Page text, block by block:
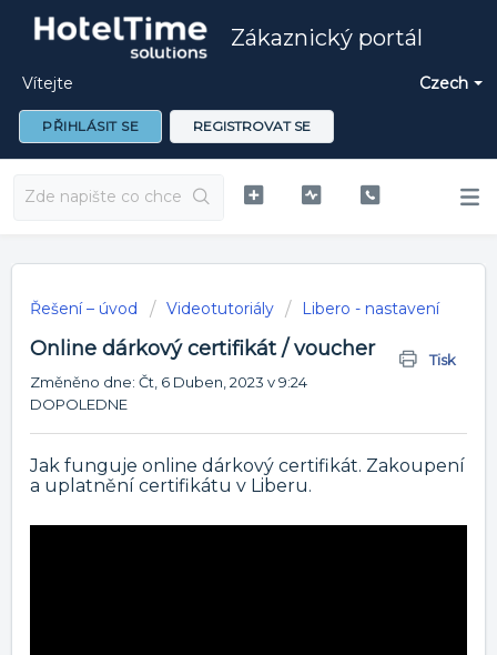
Zákaznický portál
Czech
Vítejte
PŘIHLÁSIT SE REGISTROVAT SE
Řešení – úvod Videotutoriály Libero - nastavení
Online dárkový certifikát / voucher
Tisk
Změněno dne: Čt, 6 Duben, 2023 v 9:24
DOPOLEDNE
Jak funguje online dárkový certifikát. Zakoupení
a uplatnění certifikátu v Liberu.